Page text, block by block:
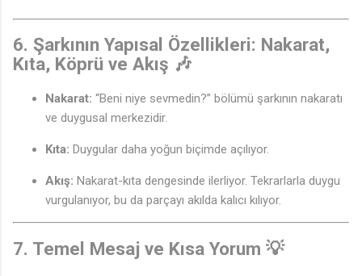
6. Şarkının Yapısal Özellikleri: Nakarat,
Kıta, Köprü ve Akış 🎶
Nakarat: “Beni niye sevmedin?” bölümü şarkının nakaratı
ve duygusal merkezidir.
Kıta: Duygular daha yoğun biçimde açılıyor.
Akış: Nakarat-kıta dengesinde ilerliyor. Tekrarlarla duygu
vurgulanıyor, bu da parçayı akılda kalıcı kılıyor.
7. Temel Mesaj ve Kısa Yorum 💡